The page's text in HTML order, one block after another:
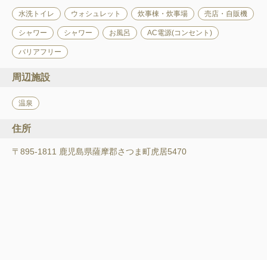
水洗トイレ ウォシュレット 炊事棟・炊事場 売店・自販機
シャワー シャワー お風呂 AC電源(コンセント)
バリアフリー
周辺施設
温泉
住所
〒895-1811 鹿児島県薩摩郡さつま町虎居5470